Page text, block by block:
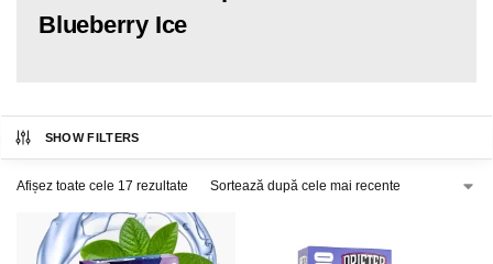
Blueberry Ice
SHOW FILTERS
Afișez toate cele 17 rezultate